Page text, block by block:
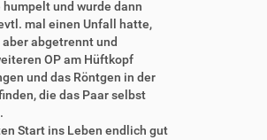
und wurde dann
mal einen Unfall hatte,
abgetrennt und
OP am Hüftkopf
und das Röntgen in der
die das Paar selbst
Start ins Leben endlich gut